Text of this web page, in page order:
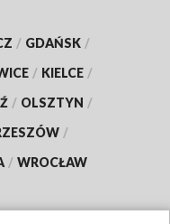
/ GDAŃSK /
/ KIELCE /
/ OLSZTYN /
/
/ WROCŁAW